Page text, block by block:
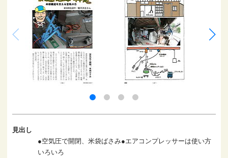
見出し
●空気圧で開閉、米袋ばさみ●エアコンプレッサーは使い方
いろいろ